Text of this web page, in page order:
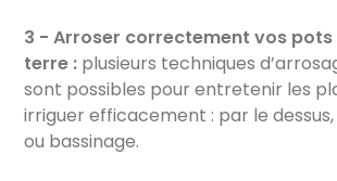
3 - Arroser correctement vos pots
terre : plusieurs techniques
sont possibles pour entretenir les
irriguer efficacement : par le
ou bassinage.